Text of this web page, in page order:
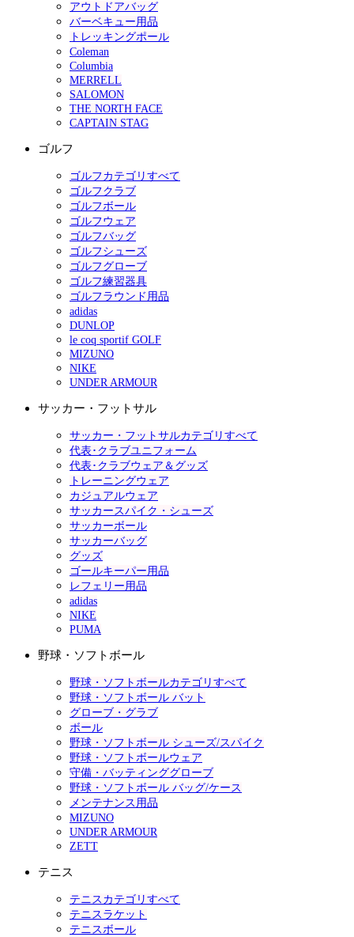
アウトドアバッグ
バーベキュー用品
トレッキングポール
Coleman
Columbia
MERRELL
SALOMON
THE NORTH FACE
CAPTAIN STAG
ゴルフ
ゴルフカテゴリすべて
ゴルフクラブ
ゴルフボール
ゴルフウェア
ゴルフバッグ
ゴルフシューズ
ゴルフグローブ
ゴルフ練習器具
ゴルフラウンド用品
adidas
DUNLOP
le coq sportif GOLF
MIZUNO
NIKE
UNDER ARMOUR
サッカー・フットサル
サッカー・フットサルカテゴリすべて
代表･クラブユニフォーム
代表･クラブウェア＆グッズ
トレーニングウェア
カジュアルウェア
サッカースパイク・シューズ
サッカーボール
サッカーバッグ
グッズ
ゴールキーパー用品
レフェリー用品
adidas
NIKE
PUMA
野球・ソフトボール
野球・ソフトボールカテゴリすべて
野球・ソフトボール バット
グローブ・グラブ
ボール
野球・ソフトボール シューズ/スパイク
野球・ソフトボールウェア
守備・バッティンググローブ
野球・ソフトボール バッグ/ケース
メンテナンス用品
MIZUNO
UNDER ARMOUR
ZETT
テニス
テニスカテゴリすべて
テニスラケット
テニスボール